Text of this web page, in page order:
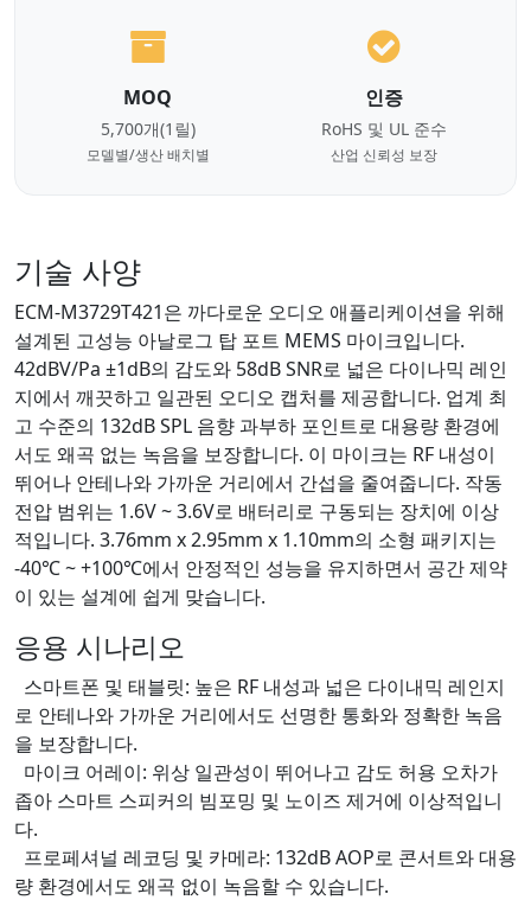
MOQ
5,700개(1릴)
모델별/생산 배치별
인증
RoHS 및 UL 준수
산업 신뢰성 보장
기술 사양
ECM-M3729T421은 까다로운 오디오 애플리케이션을 위해
설계된 고성능 아날로그 탑 포트 MEMS 마이크입니다.
42dBV/Pa ±1dB의 감도와 58dB SNR로 넓은 다이나믹 레인
지에서 깨끗하고 일관된 오디오 캡처를 제공합니다. 업계 최
고 수준의 132dB SPL 음향 과부하 포인트로 대용량 환경에
서도 왜곡 없는 녹음을 보장합니다. 이 마이크는 RF 내성이
뛰어나 안테나와 가까운 거리에서 간섭을 줄여줍니다. 작동
전압 범위는 1.6V ~ 3.6V로 배터리로 구동되는 장치에 이상
적입니다. 3.76mm x 2.95mm x 1.10mm의 소형 패키지는
-40℃ ~ +100℃에서 안정적인 성능을 유지하면서 공간 제약
이 있는 설계에 쉽게 맞습니다.
응용 시나리오
스마트폰 및 태블릿: 높은 RF 내성과 넓은 다이내믹 레인지
로 안테나와 가까운 거리에서도 선명한 통화와 정확한 녹음
을 보장합니다.
마이크 어레이: 위상 일관성이 뛰어나고 감도 허용 오차가
좁아 스마트 스피커의 빔포밍 및 노이즈 제거에 이상적입니
다.
프로페셔널 레코딩 및 카메라: 132dB AOP로 콘서트와 대용
량 환경에서도 왜곡 없이 녹음할 수 있습니다.